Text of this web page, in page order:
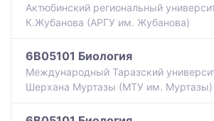
Актюбинский региональный
К.Жубанова (АРГУ им. Жубанова)
6B05101 Биология
Международный Таразский
Шерхана Муртазы (МТУ им. Муртазы)